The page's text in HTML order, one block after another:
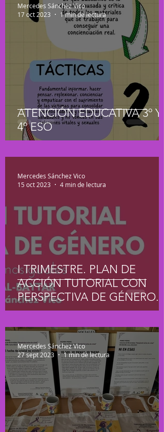
ATENCIÓN EDUCATIVA 3º Y
4º ESO
Mercedes Sánchez Vico
17 oct 2023
1 min de lectura
I TRIMESTRE. PLAN DE
ACCIÓN TUTORIAL CON
PERSPECTIVA DE GÉNERO.
Curso 2023/24
Mercedes Sánchez Vico
15 oct 2023
4 min de lectura
Mercedes Sánchez Vico
27 sept 2023
1 min de lectura